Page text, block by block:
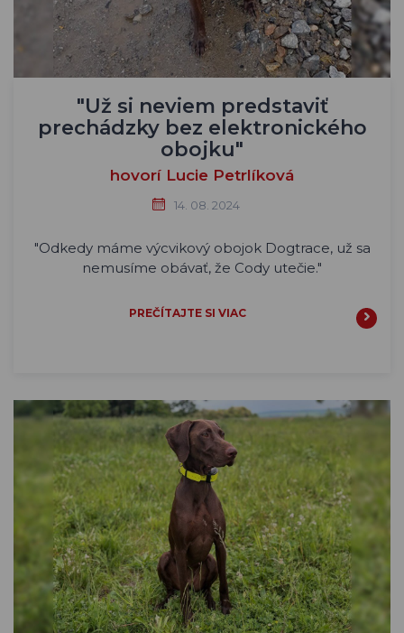
"Už si neviem predstaviť
prechádzky bez elektronického
obojku"
hovorí Lucie Petrlíková
14. 08. 2024
"Odkedy máme výcvikový obojok Dogtrace, už sa
nemusíme obávať, že Cody utečie."
PREČÍTAJTE SI VIAC